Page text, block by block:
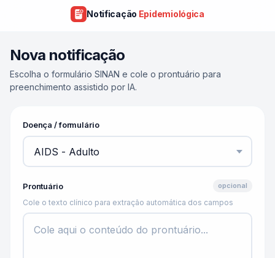
Notificação Epidemiológica
Nova notificação
Escolha o formulário SINAN e cole o prontuário para
preenchimento assistido por IA.
Doença / formulário
Prontuário opcional
Cole o texto clínico para extração automática dos campos